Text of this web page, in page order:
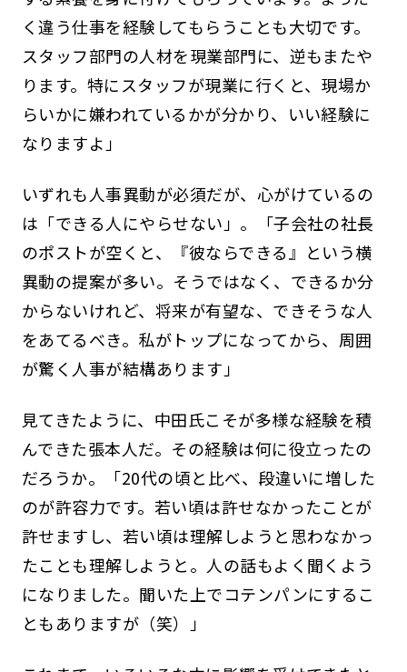
く違う仕事を経験してもらうことも大切です。
スタッフ部門の人材を現業部門に、逆もまたや
ります。特にスタッフが現業に行くと、現場か
らいかに嫌われているかが分かり、いい経験に
なりますよ」
いずれも人事異動が必須だが、心がけているの
は「できる人にやらせない」。「子会社の社長
のポストが空くと、『彼ならできる』という横
異動の提案が多い。そうではなく、できるか分
からないけれど、将来が有望な、できそうな人
をあてるべき。私がトップになってから、周囲
が驚く人事が結構あります」
見てきたように、中田氏こそが多様な経験を積
んできた張本人だ。その経験は何に役立ったの
だろうか。「20代の頃と比べ、段違いに増した
のが許容力です。若い頃は許せなかったことが
許せますし、若い頃は理解しようと思わなかっ
たことも理解しようと。人の話もよく聞くよう
になりました。聞いた上でコテンパンにするこ
ともありますが（笑）」